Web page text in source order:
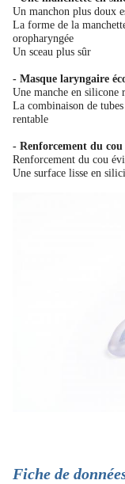
Un manchon plus doux
La forme de la
oropharyngée
Un sceau plus sûr
- Masque laryngaire
Une manche en silicone
La combinaison de
rentable
- Renforcement du cou
Renforcement du cou
Une surface lisse en
Fiche de